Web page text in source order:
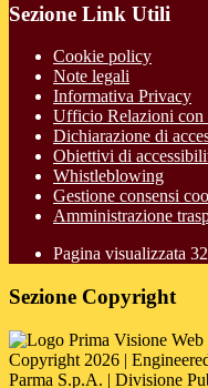
Sezione Link Utili
Cookie policy
Note legali
Informativa Privacy
Ufficio Relazioni con
Dichiarazione di
Obiettivi di
Whistleblowing
Gestione consensi
Amministrazione
Pagina visualizzata
Sezione Copyright
Copyright 2026 |
Parma S.p.A. | Divisione